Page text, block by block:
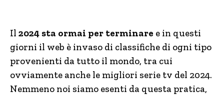
Il 2024 sta ormai per terminare e in questi
giorni il web è invaso di classifiche di ogni tipo
provenienti da tutto il mondo, tra cui
ovviamente anche le migliori serie tv del 2024.
Nemmeno noi siamo esenti da questa pratica,